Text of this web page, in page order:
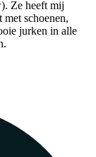
Ze heeft mij
schoenen,
jurken in alle